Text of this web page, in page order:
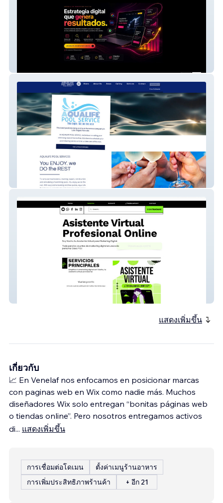
Aqualife Pool Servic
แสดงเพิ่มขึ้น
เกี่ยวกับ
📈 En Venelaf nos enfocamos en posicionar marcas
con paginas web en Wix como nadie más. Muchos
diseñadores Wix solo entregan “bonitas páginas web
o tiendas online”. Pero nosotros entregamos activos
di... แสดงเพิ่มขึ้น
การเชื่อมต่อโดเมน
ตั้งค่าเมนูร้านอาหาร
การเพิ่มประสิทธิภาพร้านค้า
+ อีก 21